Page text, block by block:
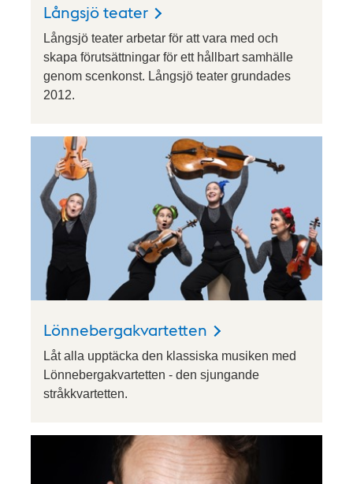
Långsjö teater
Långsjö teater arbetar för att vara med och
skapa förutsättningar för ett hållbart samhälle
genom scenkonst. Långsjö teater grundades
2012.
Lönnebergakvartetten
Låt alla upptäcka den klassiska musiken med
Lönnebergakvartetten - den sjungande
stråkkvartetten.